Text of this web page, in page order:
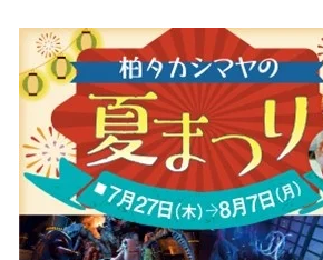
込
み
中
で
す